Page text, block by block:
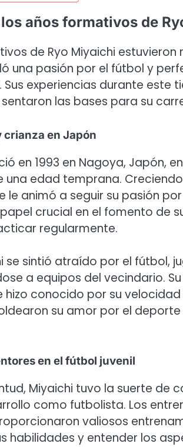
años formativos de
de Ryo Miyaichi
una pasión por el fútbol y
Sus experiencias durante
las bases para su
en Japón
en 1993 en Nagoya, Japón,
una edad temprana.
le animó a seguir su pasión
crucial en el fomento de
regularmente.
se sintió atraído por el fútbol,
a equipos del vecindario.
conocido por su
su amor por el
en el fútbol juvenil
Miyaichi tuvo la suerte de
como futbolista. Los
valiosos
habilidades y entender los